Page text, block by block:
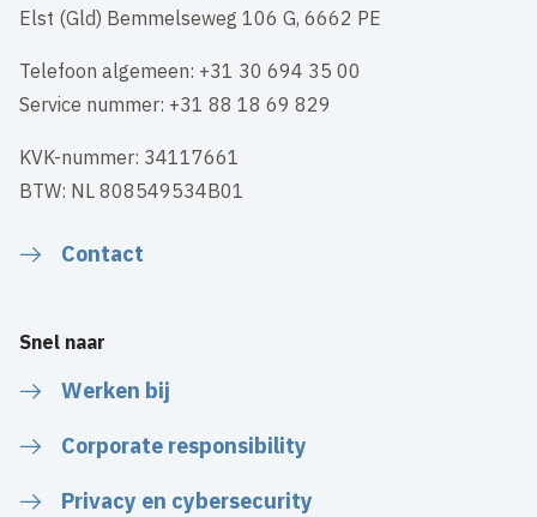
Elst (Gld) Bemmelseweg 106 G, 6662 PE
Telefoon algemeen: +31 30 694 35 00
Service nummer: +31 88 18 69 829
KVK-nummer: 34117661
BTW: NL 808549534B01
Contact
Snel naar
Werken bij
Corporate responsibility
Privacy en cybersecurity